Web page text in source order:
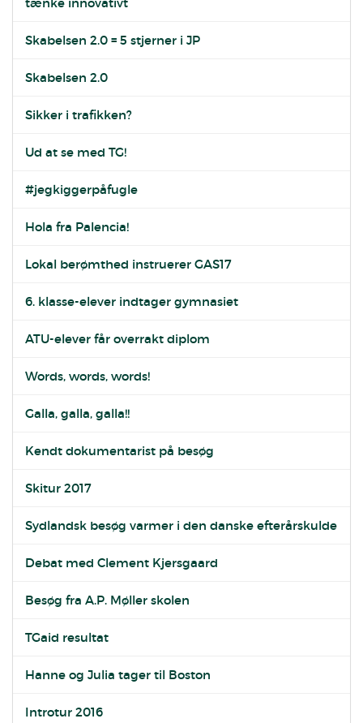
Skabelsen 2.0 = 5 stjerner i JP
Skabelsen 2.0
Sikker i trafikken?
Ud at se med TG!
#jegkiggerpåfugle
Hola fra Palencia!
Lokal berømthed instruerer GAS17
6. klasse-elever indtager gymnasiet
ATU-elever får overrakt diplom
Words, words, words!
Galla, galla, galla!!
Kendt dokumentarist på besøg
Skitur 2017
Sydlandsk besøg varmer i den danske efterårskulde
Debat med Clement Kjersgaard
Besøg fra A.P. Møller skolen
TGaid resultat
Hanne og Julia tager til Boston
Introtur 2016